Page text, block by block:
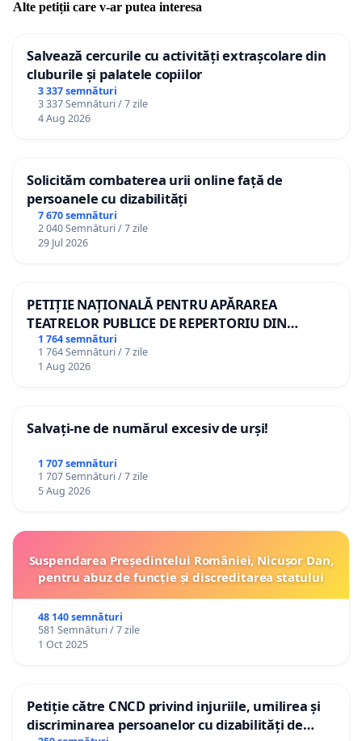
Alte petiții care v-ar putea interesa
Salvează cercurile cu activități extrașcolare din
cluburile și palatele copiilor
3 337 semnături
3 337 Semnături / 7 zile
4 Aug 2026
Solicităm combaterea urii online față de
persoanele cu dizabilități
7 670 semnături
2 040 Semnături / 7 zile
29 Jul 2026
PETIȚIE NAȚIONALĂ PENTRU APĂRAREA
TEATRELOR PUBLICE DE REPERTORIU DIN
ROMÂNIA
1 764 semnături
1 764 Semnături / 7 zile
1 Aug 2026
Salvați-ne de numărul excesiv de urși!
1 707 semnături
1 707 Semnături / 7 zile
5 Aug 2026
Suspendarea Președintelui României, Nicușor Dan,
pentru abuz de funcție și discreditarea statului
48 140 semnături
581 Semnături / 7 zile
1 Oct 2025
Petiție către CNCD privind injuriile, umilirea și
discriminarea persoanelor cu dizabilități de